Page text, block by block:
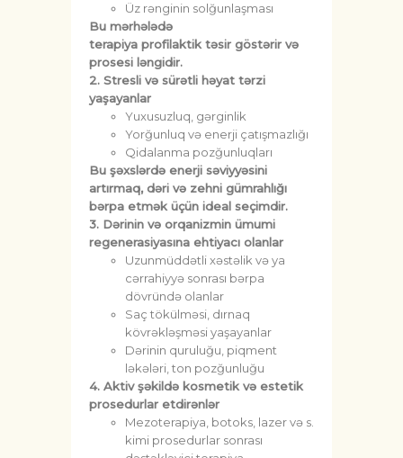
Üz rənginin solğunlaşması
Bu mərhələdə
terapiya profilaktik təsir göstərir və
prosesi ləngidir.
2. Stresli və sürətli həyat tərzi
yaşayanlar
Yuxusuzluq, gərginlik
Yorğunluq və enerji çatışmazlığı
Qidalanma pozğunluqları
Bu şəxslərdə enerji səviyyəsini
artırmaq, dəri və zehni gümrahlığı
bərpa etmək üçün ideal seçimdir.
3. Dərinin və orqanizmin ümumi
regenerasiyasına ehtiyacı olanlar
Uzunmüddətli xəstəlik və ya
cərrahiyyə sonrası bərpa
dövründə olanlar
Saç tökülməsi, dırnaq
kövrəkləşməsi yaşayanlar
Dərinin quruluğu, piqment
ləkələri, ton pozğunluğu
4. Aktiv şəkildə kosmetik və estetik
prosedurlar etdirənlər
Mezoterapiya, botoks, lazer və s.
kimi prosedurlar sonrası